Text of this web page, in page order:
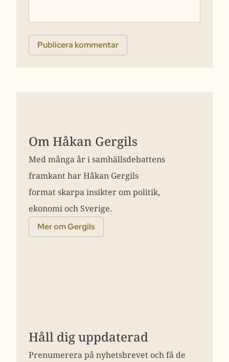
Om Håkan Gergils
Med många år i samhällsdebattens
framkant har Håkan Gergils
format skarpa insikter om politik,
ekonomi och Sverige.
Mer om Gergils
Håll dig uppdaterad
Prenumerera på nyhetsbrevet och få de